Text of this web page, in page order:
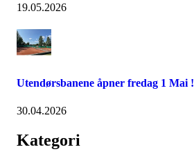
19.05.2026
Utendørsbanene åpner fredag 1 Mai !
30.04.2026
Kategori